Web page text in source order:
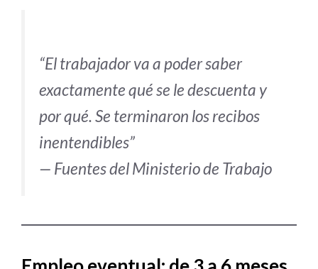
“El trabajador va a poder saber
exactamente qué se le descuenta y
por qué. Se terminaron los recibos
inentendibles”
— Fuentes del Ministerio de Trabajo